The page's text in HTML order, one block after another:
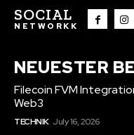
SOCIAL
NETWORKK
NEUESTER
Filecoin FVM
Web3
TECHNIK July 16, 2026